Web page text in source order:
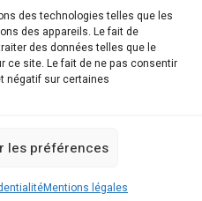
des technologies telles que les
des appareils. Le fait de
des données telles que le
ce site. Le fait de ne pas consentir
négatif sur certaines
les préférences
Mentions légales
droits réservés.